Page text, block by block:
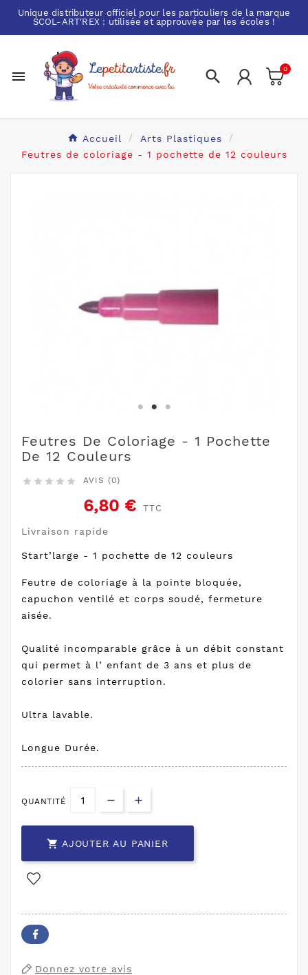
Unique distributeur officiel pour les particuliers de la marque
SCOL-ART'REX : utilisée et approuvée par les écoles !
  0
Accueil
Arts Plastiques
Feutres de coloriage - 1 pochette de 12 couleurs
Feutres De Coloriage - 1 Pochette
De 12 Couleurs
     AVIS (0)
6,80 € TTC
Livraison rapide
Start’large - 1 pochette de 12 couleurs
Feutre de coloriage à la pointe bloquée,
capuchon ventilé et corps soudé, fermeture
aisée.
Qualité incomparable grâce à un débit constant
qui permet à l’ enfant de 3 ans et plus de
colorier sans interruption.
Ultra lavable.
Longue Durée.
QUANTITÉ
 AJOUTER AU PANIER
Donnez votre avis